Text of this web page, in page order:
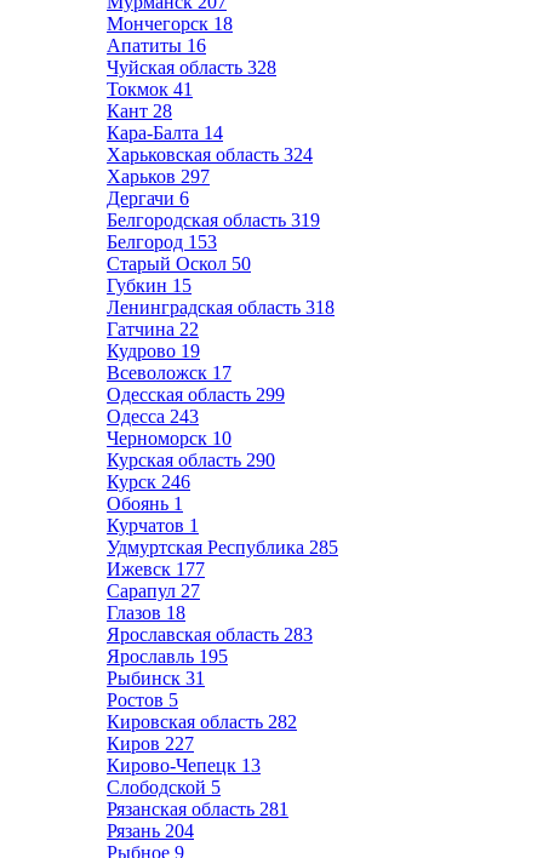
Мончегорск 18
Апатиты 16
Чуйская область 328
Токмок 41
Кант 28
Кара-Балта 14
Харьковская область 324
Харьков 297
Дергачи 6
Белгородская область 319
Белгород 153
Старый Оскол 50
Губкин 15
Ленинградская область 318
Гатчина 22
Кудрово 19
Всеволожск 17
Одесская область 299
Одесса 243
Черноморск 10
Курская область 290
Курск 246
Обоянь 1
Курчатов 1
Удмуртская Республика 285
Ижевск 177
Сарапул 27
Глазов 18
Ярославская область 283
Ярославль 195
Рыбинск 31
Ростов 5
Кировская область 282
Киров 227
Кирово-Чепецк 13
Слободской 5
Рязанская область 281
Рязань 204
Рыбное 9